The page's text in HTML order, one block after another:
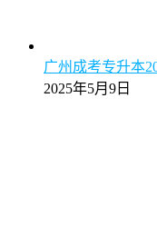
广州成考专升本
2025年5月9日